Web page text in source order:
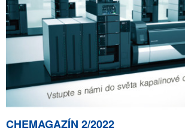
CHEMAGAZÍN 2/2022